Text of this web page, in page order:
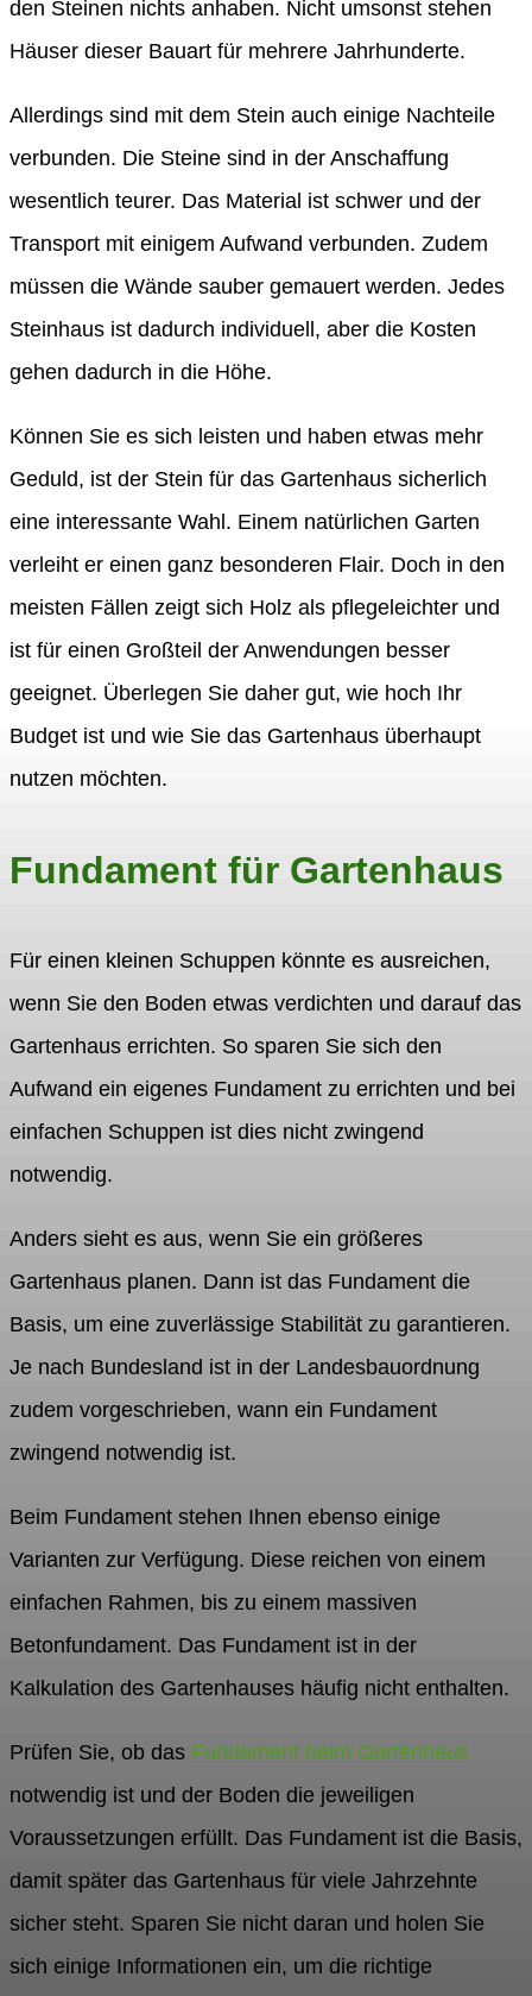
den Steinen nichts anhaben. Nicht umsonst stehen
Häuser dieser Bauart für mehrere Jahrhunderte.
Allerdings sind mit dem Stein auch einige Nachteile
verbunden. Die Steine sind in der Anschaffung
wesentlich teurer. Das Material ist schwer und der
Transport mit einigem Aufwand verbunden. Zudem
müssen die Wände sauber gemauert werden. Jedes
Steinhaus ist dadurch individuell, aber die Kosten
gehen dadurch in die Höhe.
Können Sie es sich leisten und haben etwas mehr
Geduld, ist der Stein für das Gartenhaus sicherlich
eine interessante Wahl. Einem natürlichen Garten
verleiht er einen ganz besonderen Flair. Doch in den
meisten Fällen zeigt sich Holz als pflegeleichter und
ist für einen Großteil der Anwendungen besser
geeignet. Überlegen Sie daher gut, wie hoch Ihr
Budget ist und wie Sie das Gartenhaus überhaupt
nutzen möchten.
Fundament für Gartenhaus
Für einen kleinen Schuppen könnte es ausreichen,
wenn Sie den Boden etwas verdichten und darauf das
Gartenhaus errichten. So sparen Sie sich den
Aufwand ein eigenes Fundament zu errichten und bei
einfachen Schuppen ist dies nicht zwingend
notwendig.
Anders sieht es aus, wenn Sie ein größeres
Gartenhaus planen. Dann ist das Fundament die
Basis, um eine zuverlässige Stabilität zu garantieren.
Je nach Bundesland ist in der Landesbauordnung
zudem vorgeschrieben, wann ein Fundament
zwingend notwendig ist.
Beim Fundament stehen Ihnen ebenso einige
Varianten zur Verfügung. Diese reichen von einem
einfachen Rahmen, bis zu einem massiven
Betonfundament. Das Fundament ist in der
Kalkulation des Gartenhauses häufig nicht enthalten.
Prüfen Sie, ob das Fundament beim Gartenhaus
notwendig ist und der Boden die jeweiligen
Voraussetzungen erfüllt. Das Fundament ist die Basis,
damit später das Gartenhaus für viele Jahrzehnte
sicher steht. Sparen Sie nicht daran und holen Sie
sich einige Informationen ein, um die richtige